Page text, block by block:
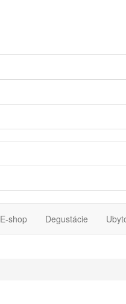
E-shop Degustácie